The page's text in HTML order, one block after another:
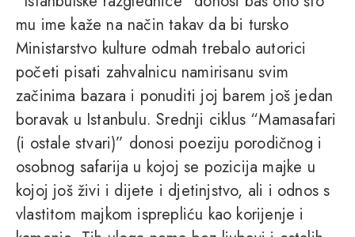
mu ime kaže na način takav da bi tursko
Ministarstvo kulture odmah trebalo autorici
početi pisati zahvalnicu namirisanu svim
začinima bazara i ponuditi joj barem još jedan
boravak u Istanbulu. Srednji ciklus “Mamasafari
(i ostale stvari)” donosi poeziju porodičnog i
osobnog safarija u kojoj se pozicija majke u
kojoj još živi i dijete i djetinjstvo, ali i odnos s
vlastitom majkom isprepliću kao korijenje i